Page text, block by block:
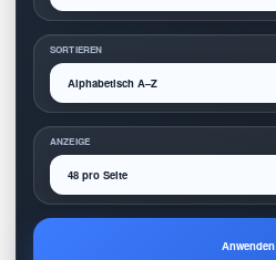
SORTIEREN
ANZEIGE
Anwenden